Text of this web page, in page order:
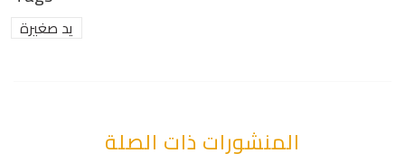
يد صغيرة
المنشورات ذات الصلة